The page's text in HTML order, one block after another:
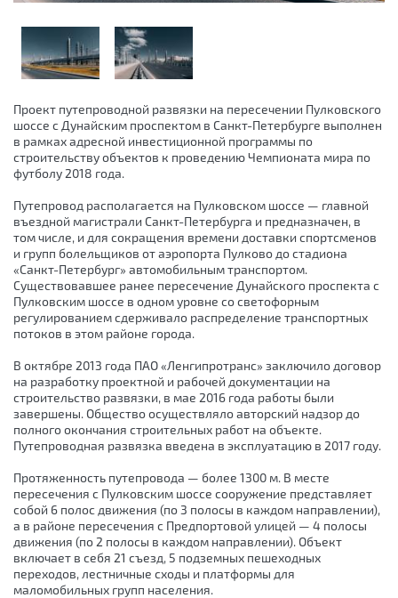
Проект путепроводной развязки на пересечении Пулковского
шоссе с Дунайским проспектом в Санкт-Петербурге выполнен
в рамках адресной инвестиционной программы по
строительству объектов к проведению Чемпионата мира по
футболу 2018 года.
Путепровод располагается на Пулковском шоссе — главной
въездной магистрали Санкт-Петербурга и предназначен, в
том числе, и для сокращения времени доставки спортсменов
и групп болельщиков от аэропорта Пулково до стадиона
«Санкт-Петербург» автомобильным транспортом.
Существовавшее ранее пересечение Дунайского проспекта с
Пулковским шоссе в одном уровне со светофорным
регулированием сдерживало распределение транспортных
потоков в этом районе города.
В октябре 2013 года ПАО «Ленгипротранс» заключило договор
на разработку проектной и рабочей документации на
строительство развязки, в мае 2016 года работы были
завершены. Общество осуществляло авторский надзор до
полного окончания строительных работ на объекте.
Путепроводная развязка введена в эксплуатацию в 2017 году.
Протяженность путепровода — более 1300 м. В месте
пересечения с Пулковским шоссе сооружение представляет
собой 6 полос движения (по 3 полосы в каждом направлении),
а в районе пересечения с Предпортовой улицей — 4 полосы
движения (по 2 полосы в каждом направлении). Объект
включает в себя 21 съезд, 5 подземных пешеходных
переходов, лестничные сходы и платформы для
маломобильных групп населения.